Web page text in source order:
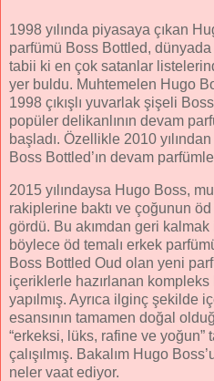
1998 yılında piyasaya çıkan
parfümü Boss Bottled,
tabii ki en çok satanlar
yer buldu. Muhtemelen Hugo
1998 çıkışlı yuvarlak şişeli
popüler delikanlının devam
başladı. Özellikle 2010
Boss Bottled’ın devam
2015 yılındaysa Hugo Boss,
rakiplerine baktı ve çoğunun
gördü. Bu akımdan geri
böylece öd temalı erkek
Boss Bottled Oud olan yeni
içeriklerle hazırlanan
yapılmış. Ayrıca ilginç şekilde
esansının tamamen doğal
“erkeksi, lüks, rafine ve yoğun”
çalışılmış. Bakalım Hugo
neler vaat ediyor.